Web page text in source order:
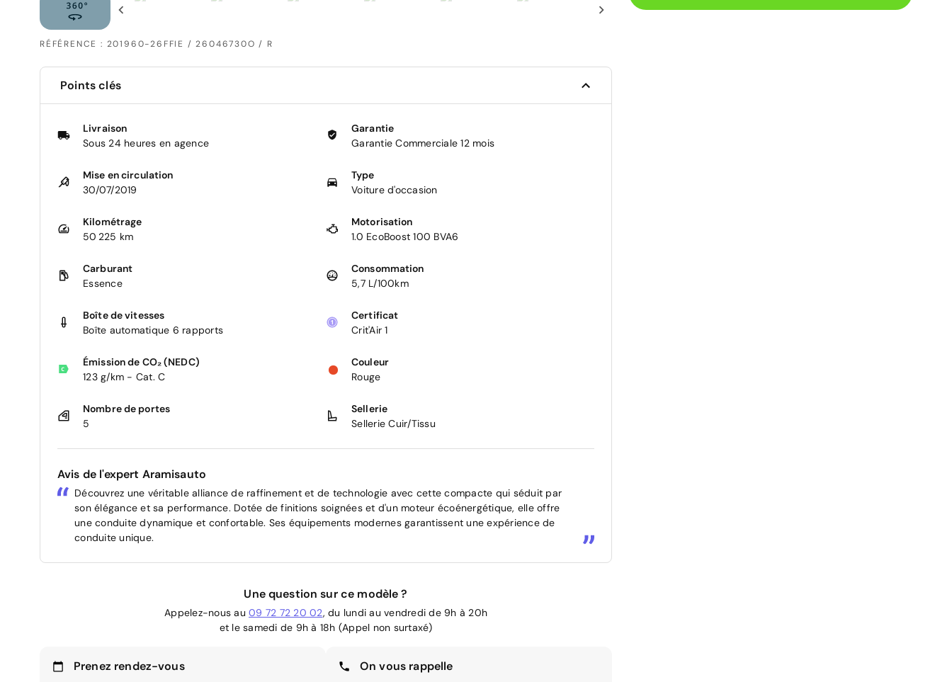
RÉFÉRENCE : 201960-26FFIE / 26046730O / R
Points clés
Livraison
Sous 24 heures en agence
Garantie
Garantie Commerciale 12 mois
Mise en circulation
30/07/2019
Type
Voiture d'occasion
Kilométrage
50 225 km
Motorisation
1.0 EcoBoost 100 BVA6
Carburant
Essence
Consommation
5,7 L/100km
Boîte de vitesses
Boîte automatique 6 rapports
Certificat
Crit'Air 1
Émission de CO₂ (NEDC)
123 g/km - Cat. C
Couleur
Rouge
Nombre de portes
5
Sellerie
Sellerie Cuir/Tissu
Avis de l'expert Aramisauto
Découvrez une véritable alliance de raffinement et de technologie avec cette compacte qui séduit par
son élégance et sa performance. Dotée de finitions soignées et d'un moteur écoénergétique, elle offre
une conduite dynamique et confortable. Ses équipements modernes garantissent une expérience de
conduite unique.
Une question sur ce modèle ?
Appelez-nous au 09 72 72 20 02, du lundi au vendredi de 9h à 20h
et le samedi de 9h à 18h (Appel non surtaxé)
Prenez rendez-vous On vous rappelle